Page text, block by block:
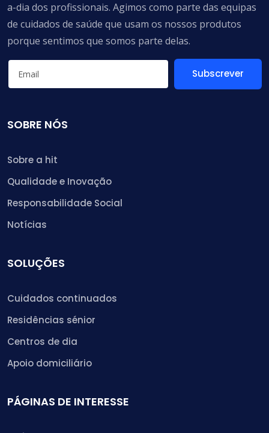
a-dia dos profissionais. Agimos como parte das equipas
de cuidados de saúde que usam os nossos produtos
porque sentimos que somos parte delas.
Subscrever
SOBRE NÓS
Sobre a hit
Qualidade e Inovação
Responsabilidade Social
Notícias
SOLUÇÕES
Cuidados continuados
Residências sénior
Centros de dia
Apoio domiciliário
PÁGINAS DE INTERESSE